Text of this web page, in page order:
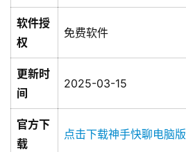
软件授
权
免费软件
更新时
间
2025-03-15
官方下
载
点击下载神手快聊电脑版